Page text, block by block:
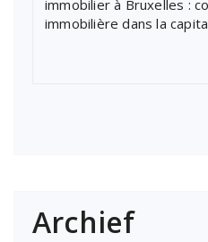
immobilier à Bruxelles :
immobilière dans la
Archief